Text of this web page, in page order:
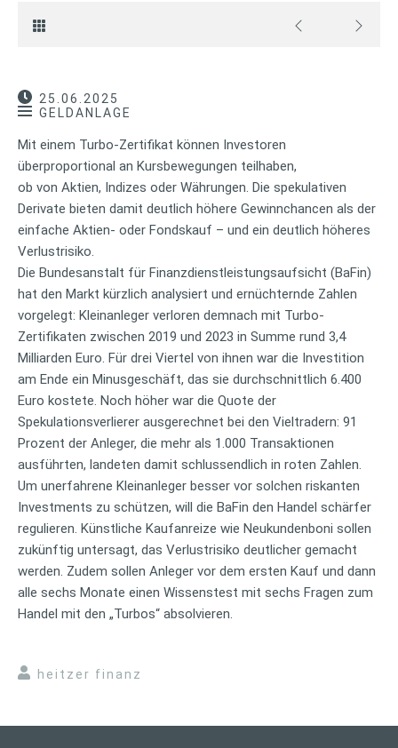
25.06.2025
GELDANLAGE
Mit einem Turbo-Zertifikat können Investoren
überproportional an Kursbewegungen teilhaben,
ob von Aktien, Indizes oder Währungen. Die spekulativen
Derivate bieten damit deutlich höhere Gewinnchancen als der
einfache Aktien- oder Fondskauf – und ein deutlich höheres
Verlustrisiko.
Die Bundesanstalt für Finanzdienstleistungsaufsicht (BaFin)
hat den Markt kürzlich analysiert und ernüchternde Zahlen
vorgelegt: Kleinanleger verloren demnach mit Turbo-
Zertifikaten zwischen 2019 und 2023 in Summe rund 3,4
Milliarden Euro. Für drei Viertel von ihnen war die Investition
am Ende ein Minusgeschäft, das sie durchschnittlich 6.400
Euro kostete. Noch höher war die Quote der
Spekulationsverlierer ausgerechnet bei den Vieltradern: 91
Prozent der Anleger, die mehr als 1.000 Transaktionen
ausführten, landeten damit schlussendlich in roten Zahlen.
Um unerfahrene Kleinanleger besser vor solchen riskanten
Investments zu schützen, will die BaFin den Handel schärfer
regulieren. Künstliche Kaufanreize wie Neukundenboni sollen
zukünftig untersagt, das Verlustrisiko deutlicher gemacht
werden. Zudem sollen Anleger vor dem ersten Kauf und dann
alle sechs Monate einen Wissenstest mit sechs Fragen zum
Handel mit den „Turbos“ absolvieren.
heitzer finanz